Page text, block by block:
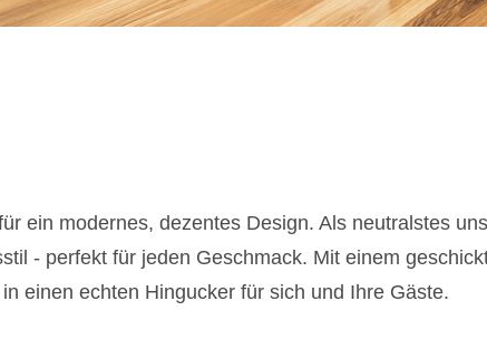
ein modernes, dezentes Design. Als neutralstes
- perfekt für jeden Geschmack. Mit einem
einen echten Hingucker für sich und Ihre Gäste.